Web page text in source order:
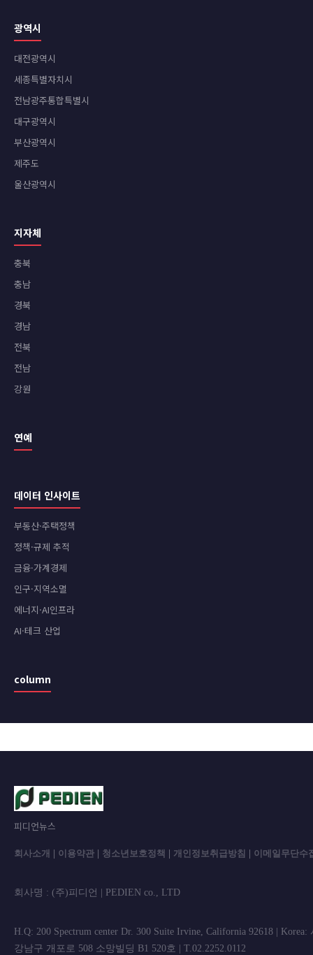
광역시
대전광역시
세종특별자치시
전남광주통합특별시
대구광역시
부산광역시
제주도
울산광역시
지자체
충북
충남
경북
경남
전북
전남
강원
연예
데이터 인사이트
부동산·주택정책
정책·규제 추적
금융·가계경제
인구·지역소멸
에너지·AI인프라
AI·테크 산업
column
피디언뉴스
회사소개 이용약관 청소년보호정책 개인정보취급방침 이메일무단수
회사명 : (주)피디언 | PEDIEN co.,
H.Q: 200 Spectrum center Dr. 300 Suite Irvine, California 92618 | Korea:
강남구 개포로 508 소망빌딩 B1 520호 | T.02.2252.0112